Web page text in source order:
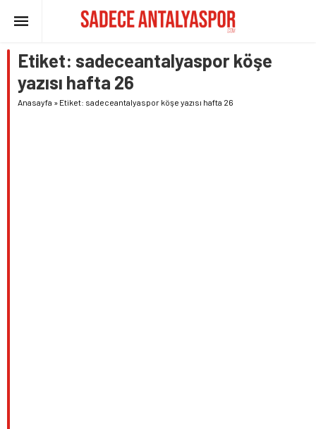
Etiket: sadeceantalyaspor köşe
yazısı hafta 26
Anasayfa » Etiket: sadeceantalyaspor köşe yazısı hafta 26